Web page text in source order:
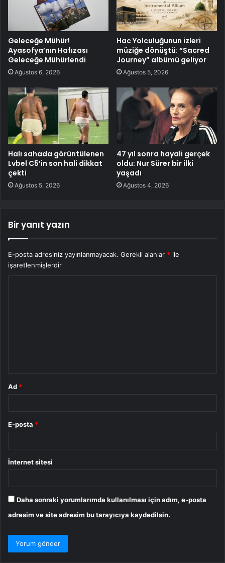
Geleceğe Mühür!
Ayasofya’nın Hafızası
Geleceğe Mühürlendi
Ağustos 6, 2026
Hac Yolculuğunun izleri
müziğe dönüştü: “Sacred
Journey” albümü geliyor
Ağustos 5, 2026
Halı sahada görüntülenen
Lvbel C5’in son hali dikkat
çekti
Ağustos 5, 2026
47 yıl sonra hayali gerçek
oldu: Nur Sürer bir ilki
yaşadı
Ağustos 4, 2026
Bir yanıt yazın
E-posta adresiniz yayınlanmayacak. Gerekli alanlar * ile
işaretlenmişlerdir
Ad *
E-posta *
İnternet sitesi
Daha sonraki yorumlarımda kullanılması için adım, e-posta
adresim ve site adresim bu tarayıcıya kaydedilsin.